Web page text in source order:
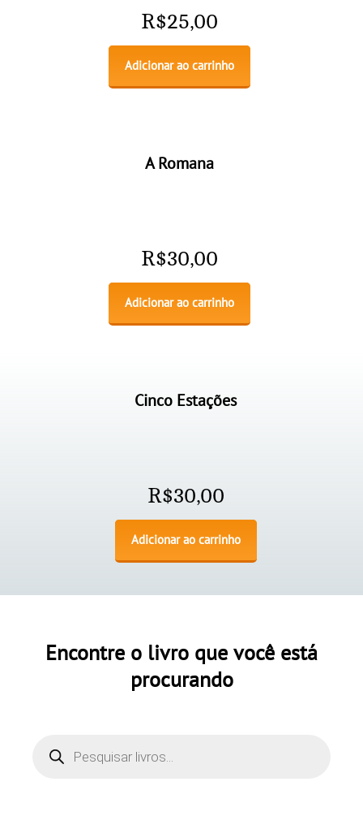
R$25,00
Adicionar ao carrinho
A Romana
R$30,00
Adicionar ao carrinho
Cinco Estações
R$30,00
Adicionar ao carrinho
Encontre o livro que você está
procurando